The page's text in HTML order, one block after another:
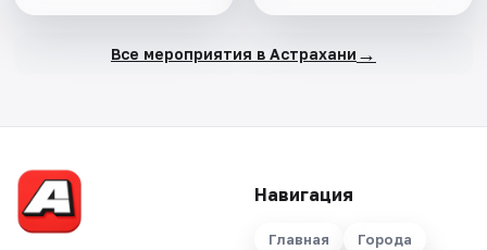
Все мероприятия в Астрахани →
Навигация
Главная
Города